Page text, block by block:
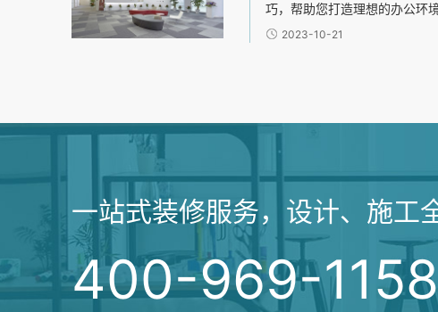
巧，帮助您打造理想的办公环
行阐述：1、规划办公空间；2
2023-10-21
一站式装修服务，设计、施工
400-969-1158